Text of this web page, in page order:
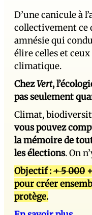
D’une canicule à
collectivement ce
amnésie qui
élire celles et
climatique.
ChezVert,
pas seulement
Climat,
vous pouvez
la mémoire de
les élections. On
Objectif :+ 5 000
pour créer
protège.